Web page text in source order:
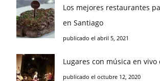
Los mejores restaurantes
en Santiago
publicado el abril 5, 2021
Lugares con música en vivo
publicado el octubre 12, 2020